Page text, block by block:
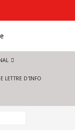
LETTRE D’INFO